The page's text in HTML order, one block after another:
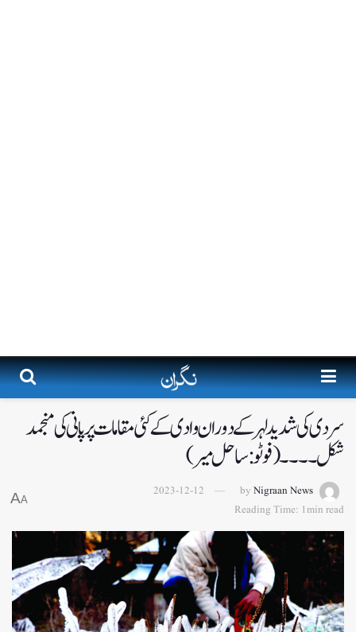
سردی کی شدید لہر کے دوران وادی کے کئی مقامات پر پانی کی منجمد
شکل۔۔۔۔(فوٹو :ساحل میر)
by Nigraan News
2023-12-12
Reading Time: 1min read
A
A